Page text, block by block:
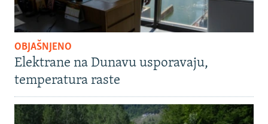
OBJAŠNJENO
Elektrane na Dunavu usporavaju,
temperatura raste